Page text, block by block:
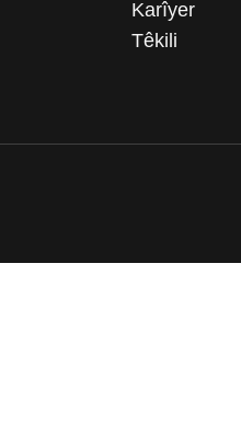
Karîyer
Têkili